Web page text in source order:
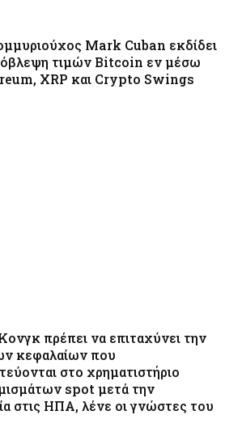
Mark Cuban εκδίδει
τιμών Bitcoin εν μέσω
XRP και Crypto Swings
πρέπει να επιταχύνει την
κεφαλαίων που
στο χρηματιστήριο
spot μετά την
στις ΗΠΑ, λένε οι γνώστες του